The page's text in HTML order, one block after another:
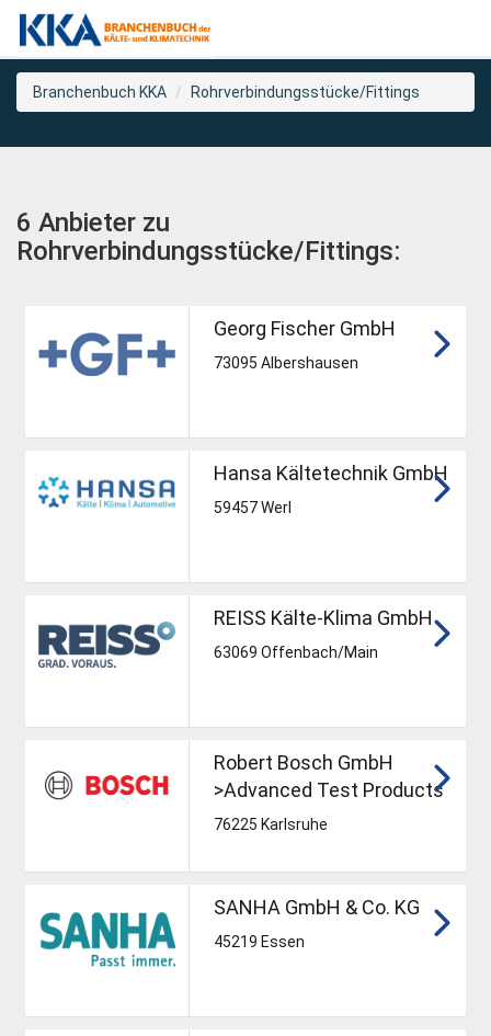
Branchenbuch KKA Rohrverbindungsstücke/Fittings
6 Anbieter zu
Rohrverbindungsstücke/Fittings:
Georg Fischer GmbH
73095 Albershausen
Hansa Kältetechnik GmbH
59457 Werl
REISS Kälte-Klima GmbH
63069 Offenbach/Main
Robert Bosch GmbH
>Advanced Test Products
76225 Karlsruhe
SANHA GmbH & Co. KG
45219 Essen